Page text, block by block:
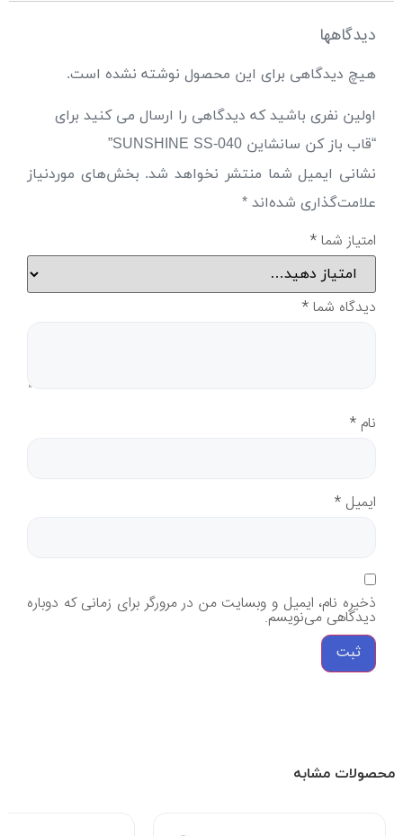
دیدگاهها
هیچ دیدگاهی برای این محصول نوشته نشده است.
اولین نفری باشید که دیدگاهی را ارسال می کنید برای
“قاب باز کن سانشاین SUNSHINE SS-040”
نشانی ایمیل شما منتشر نخواهد شد. بخش‌های موردنیاز
علامت‌گذاری شده‌اند *
امتیاز شما*
دیدگاه شما*
نام *
ایمیل *
ذخیره نام، ایمیل و وبسایت من در مرورگر برای زمانی که دوباره
دیدگاهی می‌نویسم.
محصولات مشابه